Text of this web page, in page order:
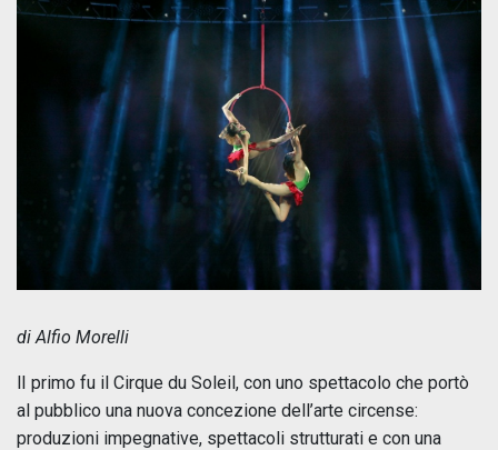
di Alfio Morelli
lI primo fu il Cirque du Soleil, con uno spettacolo che portò
al pubblico una nuova concezione dell’arte circense:
produzioni impegnative, spettacoli strutturati e con una